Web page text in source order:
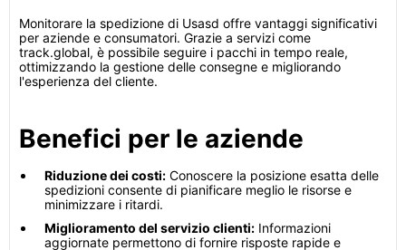
Monitorare la spedizione di Usasd offre vantaggi significativi
per aziende e consumatori. Grazie a servizi come
track.global, è possibile seguire i pacchi in tempo reale,
ottimizzando la gestione delle consegne e migliorando
l'esperienza del cliente.
Benefici per le aziende
Riduzione dei costi: Conoscere la posizione esatta delle
spedizioni consente di pianificare meglio le risorse e
minimizzare i ritardi.
Miglioramento del servizio clienti: Informazioni
aggiornate permettono di fornire risposte rapide e